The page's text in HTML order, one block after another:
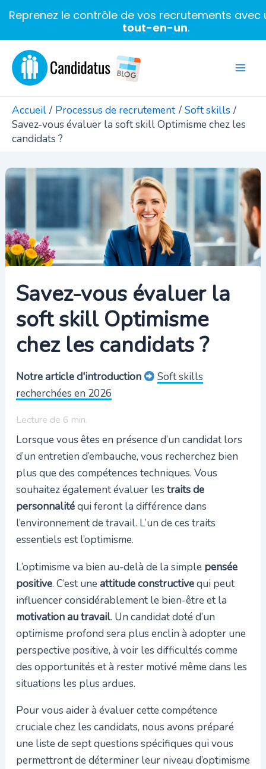
Aller
contenu
Accueil Processus de recrutement
Soft skills
Savez-vous évaluer la soft skill Optimisme chez les
candidats ?
Savez-vous évaluer la
soft skill Optimisme
chez les candidats ?
Notre article d'introduction
Soft skills
recherchées en 2026
Lecture de 6 min.
Lorsque vous êtes en présence d’un candidat lors
d’un entretien d’embauche, vous recherchez bien
plus que des compétences techniques. Vous
souhaitez également évaluer les traits de
personnalitéqui feront la différence dans
l’environnement de travail. L’un de ces traits
essentiels est l’optimisme.
L’optimisme va bien au-delà de la simple pensée
positive. C’est uneattitude constructivequi peut
influencer considérablement le bien-être et la
motivation au travail. Un candidat doté d’un
optimisme profond sera plus enclin à adopter une
perspective positive, à voir les difficultés comme
des opportunités et à rester motivé même dans les
situations les plus ardues.
Pour vous aider à évaluer cette compétence
cruciale chez les candidats, nous avons préparé
une liste de sept questions spécifiques qui vous
permettront de déterminer leur niveau d’optimisme
Reprenez le contrôle de vos recrutements avec
tout-en-un.